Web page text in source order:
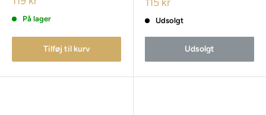
På lager
Tilføj til kurv
Udsolgt
Udsolgt